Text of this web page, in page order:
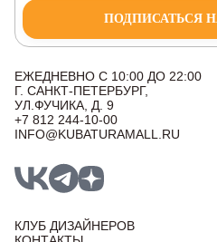
ПОДПИСАТЬСЯ
ЕЖЕДНЕВНО С 10:00 ДО 22:00
Г. САНКТ-ПЕТЕРБУРГ,
УЛ.ФУЧИКА, Д. 9
+7 812 244-10-00
INFO@KUBATURAMALL.RU
КЛУБ ДИЗАЙНЕРОВ